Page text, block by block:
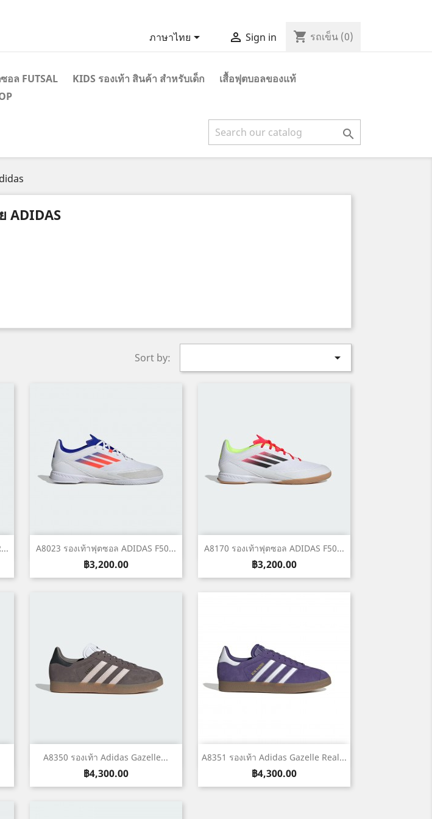
ภาษาไทย  Sign in shopping_cart รถเข็น (0)
อล FUTSAL KIDS รองเท้า สินค้า สำหรับเด็ก
เสื้อฟุตบอลของแท้

ADIDAS
Sort by: 
A8023 รองเท้าฟุตซอล ADIDAS F50...
ราคา
฿3,200.00
เปิดหน้าต่างย่อ A8170 รองเท้าฟุตซอล ADIDAS F50...
ราคา
฿3,200.00
เปิดหน้าต่างย่อ
A8350 รองเท้า Adidas Gazelle...
ราคา
฿4,300.00
เปิดหน้าต่างย่อ A8351 รองเท้า Adidas Gazelle Real...
ราคา
฿4,300.00
เปิดหน้าต่างย่อ